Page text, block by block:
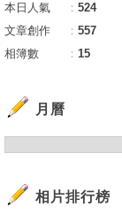
本日人氣
： 524
文章創作
： 557
相簿數
： 15
月曆
相片排行榜